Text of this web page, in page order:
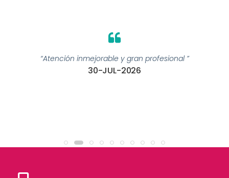
“Atención inmejorable y gran profesional ”
30-JUL-2026